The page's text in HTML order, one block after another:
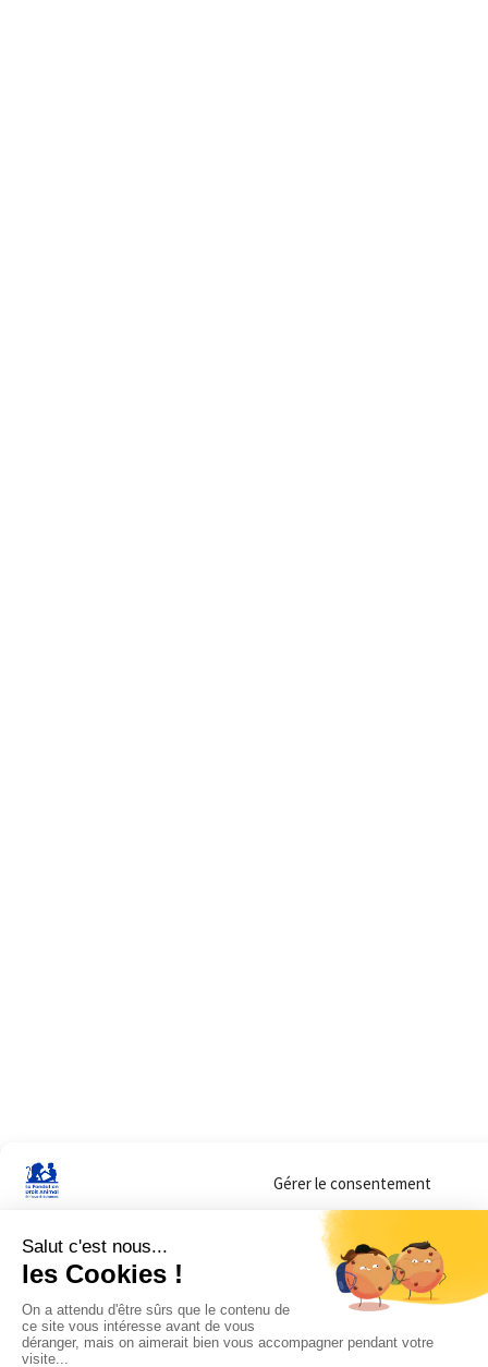
Gérer le consentement
Sur ce site, nous utilisons des cookies pour mesurer notre audience et vous
lorsque vous y consentez. Vous pouvez sélectionner ceux que vous autorisez
navigation.